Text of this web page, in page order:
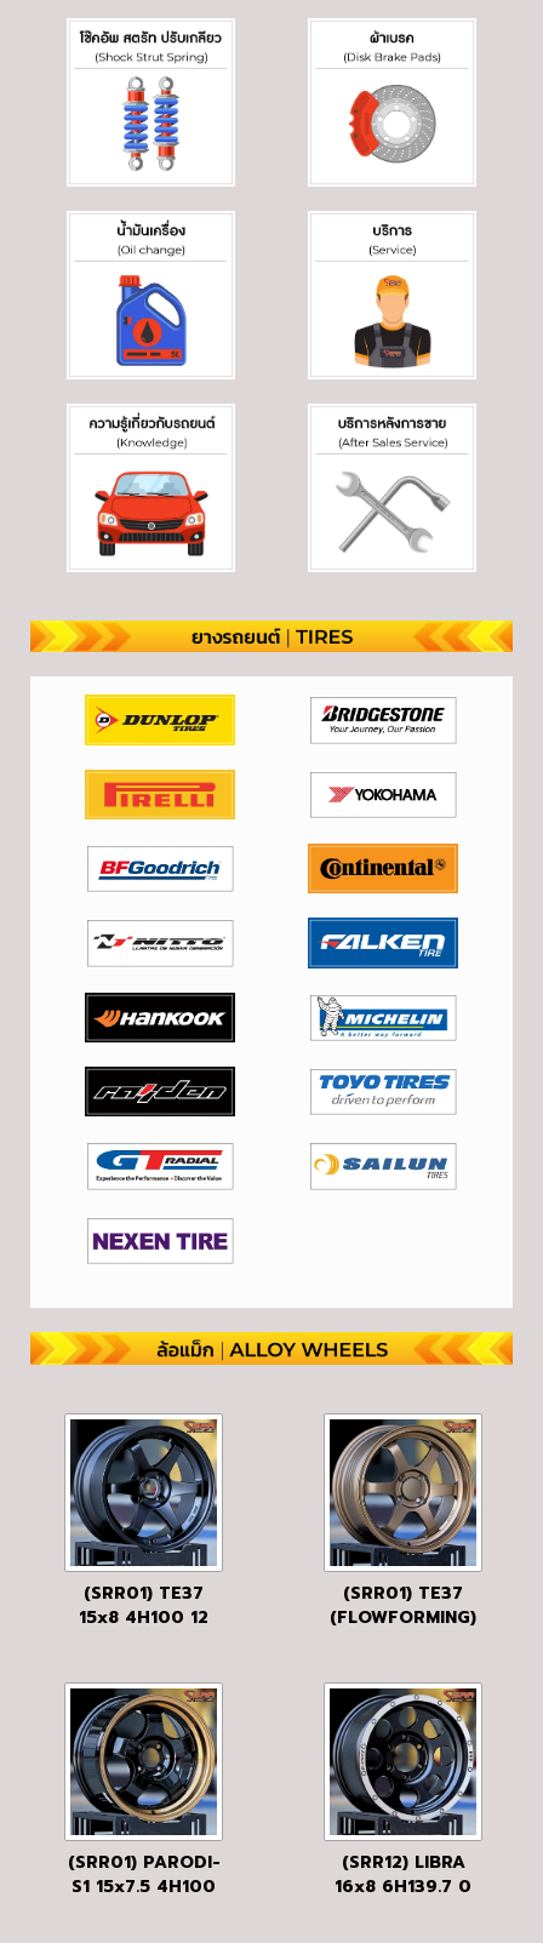
(SRR01) TE37
15x8 4H100 12
(SRR01) TE37
(FLOWFORMING)
(SRR01) PARODI-
S1 15x7.5 4H100
(SRR12) LIBRA
16x8 6H139.7 0